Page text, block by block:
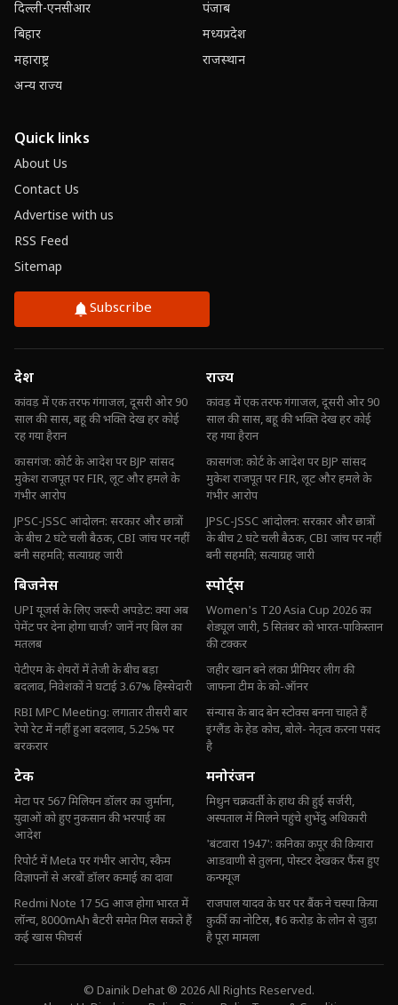
दिल्ली-एनसीआर
पंजाब
बिहार
मध्यप्रदेश
महाराष्ट्र
राजस्थान
अन्य राज्य
Quick links
About Us
Contact Us
Advertise with us
RSS Feed
Sitemap
Subscribe
देश
कांवड़ में एक तरफ गंगाजल, दूसरी ओर 90
साल की सास, बहू की भक्ति देख हर कोई
रह गया हैरान
कासगंज: कोर्ट के आदेश पर BJP सांसद
मुकेश राजपूत पर FIR, लूट और हमले के
गंभीर आरोप
JPSC-JSSC आंदोलन: सरकार और छात्रों
के बीच 2 घंटे चली बैठक, CBI जांच पर नहीं
बनी सहमति; सत्याग्रह जारी
राज्य
कांवड़ में एक तरफ गंगाजल, दूसरी ओर 90
साल की सास, बहू की भक्ति देख हर कोई
रह गया हैरान
कासगंज: कोर्ट के आदेश पर BJP सांसद
मुकेश राजपूत पर FIR, लूट और हमले के
गंभीर आरोप
JPSC-JSSC आंदोलन: सरकार और छात्रों
के बीच 2 घंटे चली बैठक, CBI जांच पर नहीं
बनी सहमति; सत्याग्रह जारी
बिजनेस
UPI यूजर्स के लिए जरूरी अपडेट: क्या अब
पेमेंट पर देना होगा चार्ज? जानें नए बिल का
मतलब
पेटीएम के शेयरों में तेजी के बीच बड़ा
बदलाव, निवेशकों ने घटाई 3.67% हिस्सेदारी
RBI MPC Meeting: लगातार तीसरी बार
रेपो रेट में नहीं हुआ बदलाव, 5.25% पर
बरकरार
स्पोर्ट्स
Women's T20 Asia Cup 2026 का
शेड्यूल जारी, 5 सितंबर को भारत-पाकिस्तान
की टक्कर
जहीर खान बने लंका प्रीमियर लीग की
जाफना टीम के को-ऑनर
संन्यास के बाद बेन स्टोक्स बनना चाहते हैं
इंग्लैंड के हेड कोच, बोले- नेतृत्व करना पसंद
है
टेक
मेटा पर 567 मिलियन डॉलर का जुर्माना,
युवाओं को हुए नुकसान की भरपाई का
आदेश
रिपोर्ट में Meta पर गंभीर आरोप, स्कैम
विज्ञापनों से अरबों डॉलर कमाई का दावा
Redmi Note 17 5G आज होगा भारत में
लॉन्च, 8000mAh बैटरी समेत मिल सकते हैं
कई खास फीचर्स
मनोरंजन
मिथुन चक्रवर्ती के हाथ की हुई सर्जरी,
अस्पताल में मिलने पहुंचे शुभेंदु अधिकारी
'बंटवारा 1947': कनिका कपूर की कियारा
आडवाणी से तुलना, पोस्टर देखकर फैंस हुए
कन्फ्यूज
राजपाल यादव के घर पर बैंक ने चस्पा किया
कुर्की का नोटिस, ₹16 करोड़ के लोन से जुड़ा
है पूरा मामला
© Dainik Dehat ® 2026 All Rights Reserved.